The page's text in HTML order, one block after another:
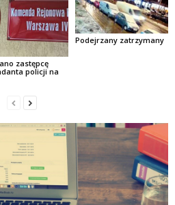
zastępcę
policji na
Podejrzany zatrzymany